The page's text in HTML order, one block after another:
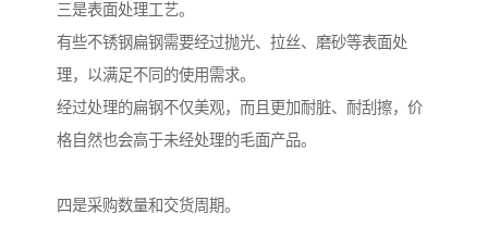
三是表面处理工艺。
有些不锈钢扁钢需要经过抛光、拉丝、磨砂等表面处
理，以满足不同的使用需求。
经过处理的扁钢不仅美观，而且更加耐脏、耐刮擦，价
格自然也会高于未经处理的毛面产品。
四是采购数量和交货周期。